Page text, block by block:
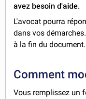
avez besoin d'aide.
L'avocat pourra
dans vos
à la fin du document.
Comment
Vous remplissez un